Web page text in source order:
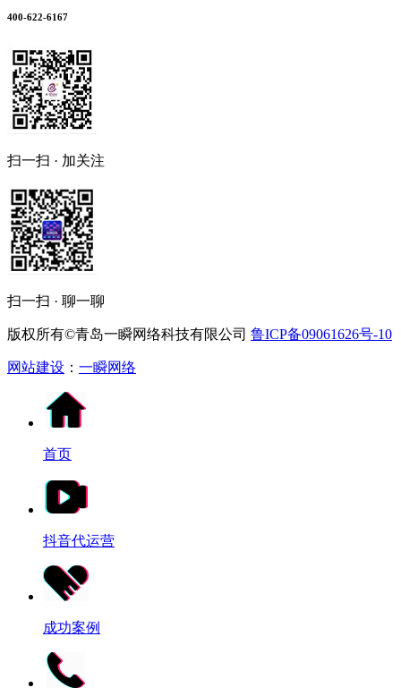
400-622-6167
扫一扫 · 加关注
扫一扫 · 聊一聊
版权所有©青岛一瞬网络科技有限公司 鲁ICP备09061626号-10
网站建设 ： 一瞬网络
首页
抖音代运营
成功案例